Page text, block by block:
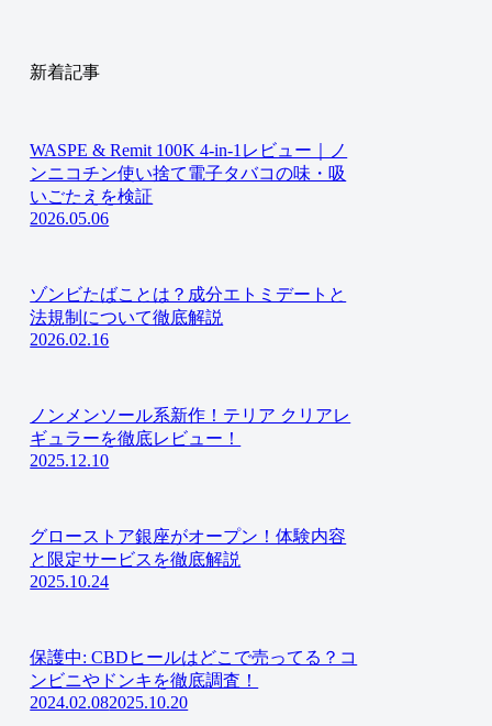
新着記事
WASPE & Remit 100K 4-in-1レビュー｜ノ
ンニコチン使い捨て電子タバコの味・吸
いごたえを検証
2026.05.06
ゾンビたばことは？成分エトミデートと
法規制について徹底解説
2026.02.16
ノンメンソール系新作！テリア クリアレ
ギュラーを徹底レビュー！
2025.12.10
グローストア銀座がオープン！体験内容
と限定サービスを徹底解説
2025.10.24
保護中: CBDヒールはどこで売ってる？コ
ンビニやドンキを徹底調査！
2024.02.082025.10.20